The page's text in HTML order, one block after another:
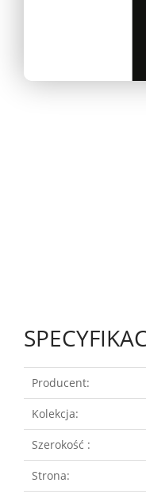
Producent:
Kolekcja:
Szerokość :
Strona: